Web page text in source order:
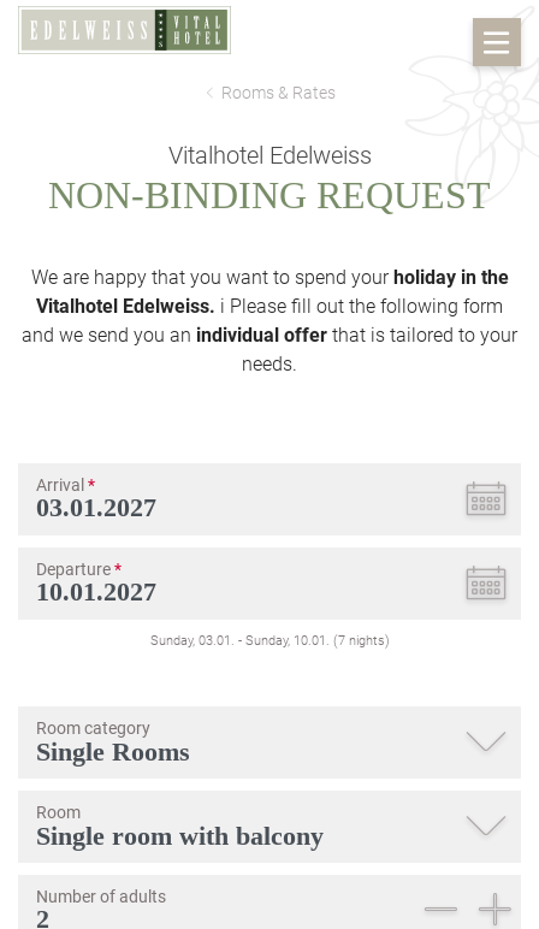
Rooms & Rates
Vitalhotel Edelweiss
NON-BINDING REQUEST
We are happy that you want to spend yourholiday in the
Vitalhotel Edelweiss. i Please fill out the following form
and we send you an individual offer that is tailored to your
needs.
Arrival *
Departure*
Sunday, 03.01. - Sunday, 10.01. (7 nights)
Room category
Room
Number of adults